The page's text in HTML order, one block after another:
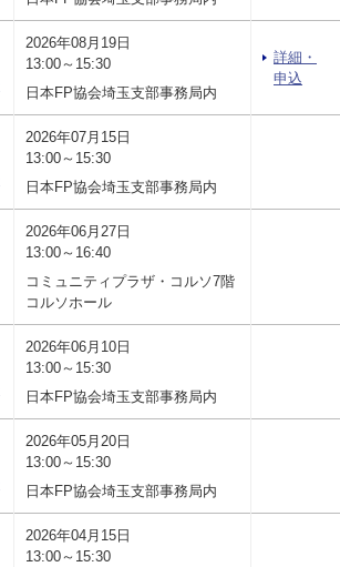
2026年08月19日
13:00～15:30
日本FP協会埼玉支部事務局内
詳細・
申込
2026年07月15日
13:00～15:30
日本FP協会埼玉支部事務局内
2026年06月27日
13:00～16:40
コミュニティプラザ・コルソ7階
コルソホール
2026年06月10日
13:00～15:30
日本FP協会埼玉支部事務局内
2026年05月20日
13:00～15:30
日本FP協会埼玉支部事務局内
2026年04月15日
13:00～15:30